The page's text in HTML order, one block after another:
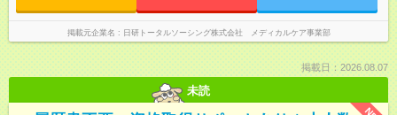
掲載元企業名 日研トータルソーシング株式会社 メディカルケア事業部
掲載日：2026.08.07
未読